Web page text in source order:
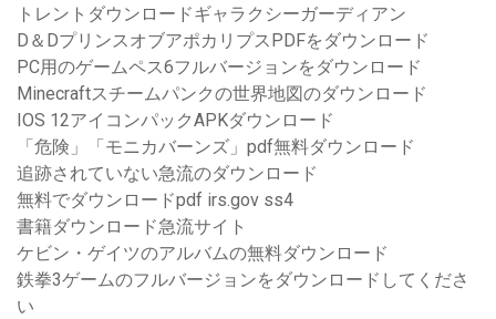
トレントダウンロードギャラクシーガーディアン
D＆DプリンスオブアポカリプスPDFをダウンロード
PC用のゲームペス6フルバージョンをダウンロード
Minecraftスチームパンクの世界地図のダウンロード
IOS 12アイコンパックAPKダウンロード
「危険」「モニカバーンズ」pdf無料ダウンロード
追跡されていない急流のダウンロード
無料でダウンロードpdf irs.gov ss4
書籍ダウンロード急流サイト
ケビン・ゲイツのアルバムの無料ダウンロード
鉄拳3ゲームのフルバージョンをダウンロードしてくださ
い